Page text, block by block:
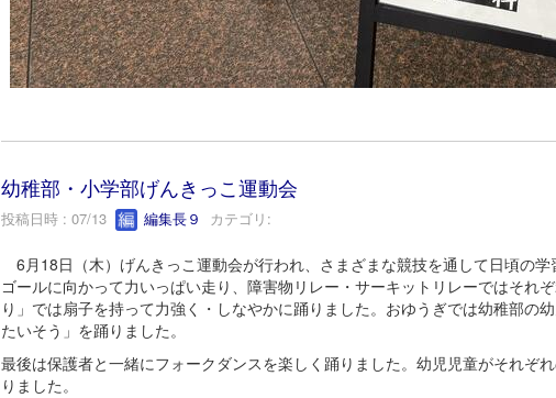
幼稚部・小学部げんきっこ運動会
投稿日時 : 07/13 編集長９ カテゴリ:
6月18日（木）げんきっこ運動会が行われ、さまざまな競技を通して日頃の
ゴールに向かって力いっぱい走り、障害物リレー・サーキットリレーではそれ
り」では扇子を持って力強く・しなやかに踊りました。おゆうぎでは幼稚部の
たいそう」を踊りました。
最後は保護者と一緒にフォークダンスを楽しく踊りました。幼児児童がそれぞ
りました。